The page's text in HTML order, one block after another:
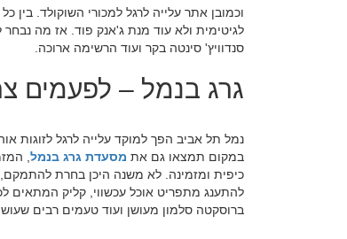
וכמובן אתר עלייה לרגל למכורי השוקולד.
לגיטימית ולא עוד מנת ג'אנק פוד. אז מה נבחר
סנדוויץ' סינטה בקר ועוד הרשימה ארוכה.
גרג בנמל – לפעמים
נמל תל אביב הפך למוקד עלייה לרגל לזוגות
במקום תמצאו גם את מסעדת גרג בנמל,
כיפית ומזמינה. לא משנה היכן בחרת
להתענג מתפריט אוכל עכשווי, קליק המתאים
ברוסקטה סלמון מעושן ועוד טעמים רבים